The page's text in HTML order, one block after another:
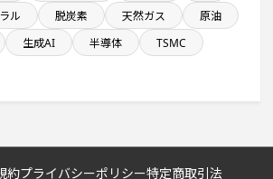
を含む物流施設プロジェクト
人以上の企業一覧
上の閉鎖プロジェクト
ル
脱炭素 天然ガス
原油
生成AI 半導体
TSMC
約プライバシーポリシー特定商取引法